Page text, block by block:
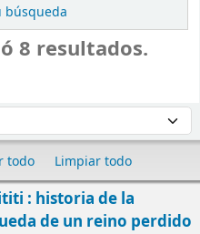
búsqueda
8 resultados.
todo Limpiar todo
: historia de la
de un reino perdido